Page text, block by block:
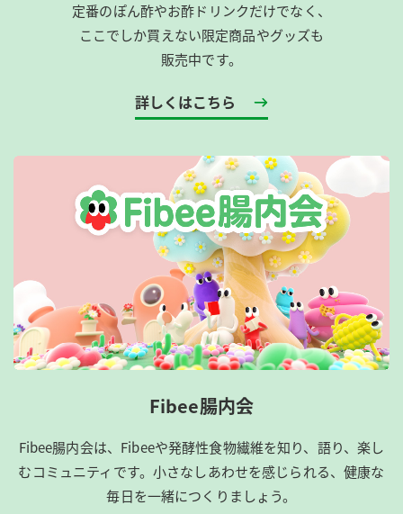
定番のぽん酢やお酢ドリンクだけでなく、
ここでしか買えない限定商品やグッズも
販売中です。
詳しくはこちら
Fibee腸内会
Fibee腸内会は、​Fibeeや発酵性食物繊維を知り、語り、楽し
むコミュニティです。​小さなしあわせを感じられる、健康な
毎日を一緒につくりましょう。